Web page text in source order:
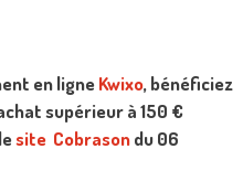
en ligneKwixo, bénéficiez
supérieur à 150 €
site Cobrasondu 06